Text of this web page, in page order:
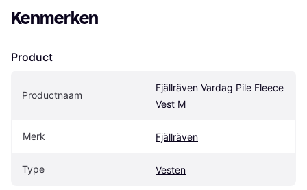
Kenmerken
Product
Productnaam
Fjällräven Vardag Pile Fleece
Vest M
Merk Fjällräven
Type Vesten